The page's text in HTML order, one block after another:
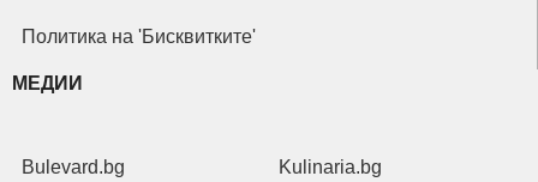
Политика на 'Бисквитките'
МЕДИИ
Bulevard.bg Kulinaria.bg